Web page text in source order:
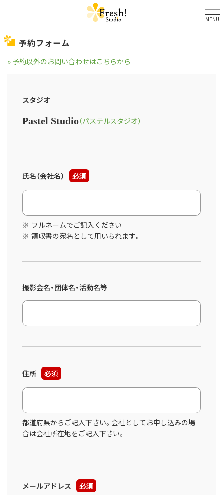
MENU
予約フォーム
» 予約以外のお問い合わせはこちらから
スタジオ
Pastel Studio（パステルスタジオ）
氏名（会社名） 必須
フルネームでご記入ください
領収書の宛名として用いられます。
撮影会名・団体名・活動名等
住所 必須
都道府県からご記入下さい。会社としてお申し込みの場
合は会社所在地をご記入下さい。
メールアドレス 必須